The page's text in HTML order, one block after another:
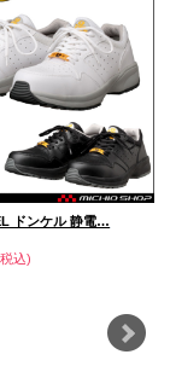
ドンケル 静電…
込)